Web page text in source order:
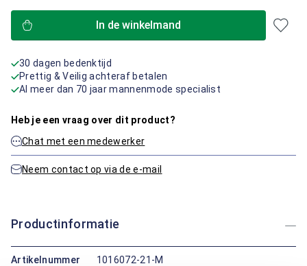
In de winkelmand
30 dagen bedenktijd
Prettig & Veilig achteraf betalen
Al meer dan 70 jaar mannenmode specialist
Heb je een vraag over dit product?
Chat met een medewerker
Neem contact op via de e-mail
Productinformatie
Artikelnummer
1016072-21-M